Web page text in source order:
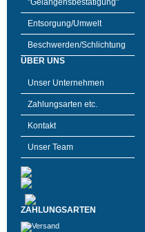
"Gelangensbestätigung"
Entsorgung/Umwelt
Beschwerden/Schlichtung
ÜBER UNS
Unser Unternehmen
Zahlungsarten etc.
Kontakt
Unser Team
ZAHLUNGSARTEN